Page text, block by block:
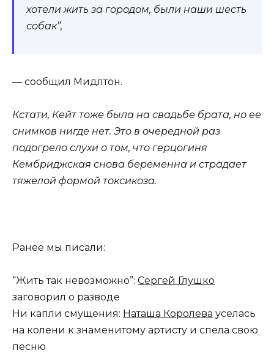
хотели жить за городом, были наши шесть
собак”,
— сообщил Мидлтон.
Кстати, Кейт тоже была на свадьбе брата, но ее
снимков нигде нет. Это в очередной раз
подогрело слухи о том, что герцогиня
Кембриджская снова беременна и страдает
тяжелой формой токсикоза.
Ранее мы писали:
“Жить так невозможно”: Сергей Глушко
заговорил о разводе
Ни капли смущения: Наташа Королева уселась
на колени к знаменитому артисту и спела свою
песню